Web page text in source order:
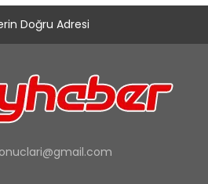
Doğru Adresi